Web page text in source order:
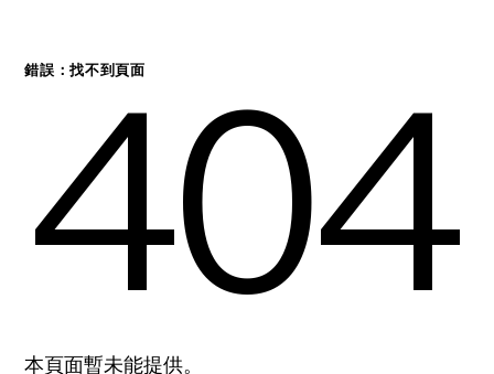
錯誤：找不到頁面
404
本頁面暫未能提供。